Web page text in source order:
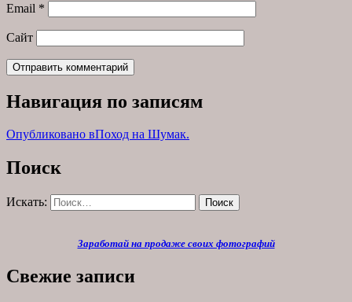
Email *
Сайт
Навигация по записям
Опубликовано вПоход на Шумак.
Поиск
Искать: Поиск
Заработай на продаже своих фотографий
Свежие записи